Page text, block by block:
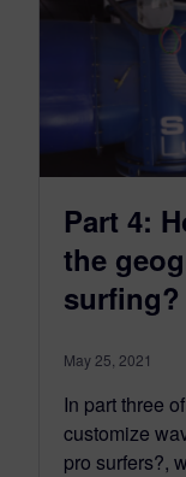
Part 4:
the
surfing?
May 25, 2021
In part three
customize
pro surfers?,